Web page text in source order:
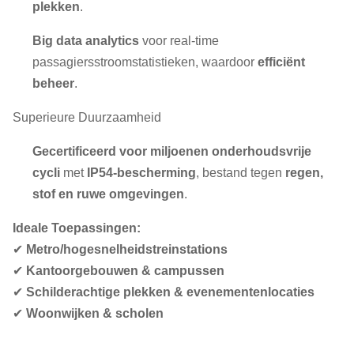
plekken.
Big data analytics voor real-time
passagiersstroomstatistieken, waardoor efficiënt
beheer.
Superieure Duurzaamheid
Gecertificeerd voor miljoenen onderhoudsvrije
cycli met IP54-bescherming, bestand tegen regen,
stof en ruwe omgevingen.
Ideale Toepassingen:
✔ Metro/hogesnelheidstreinstations
✔ Kantoorgebouwen & campussen
✔ Schilderachtige plekken & evenementenlocaties
✔ Woonwijken & scholen